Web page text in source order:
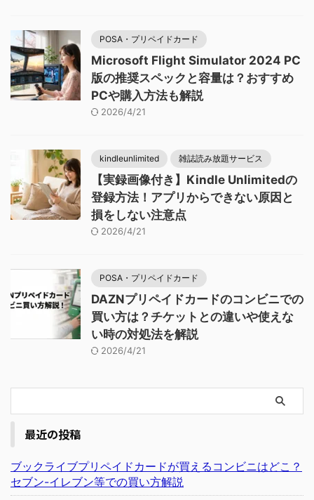
POSA・プリペイドカード
Microsoft Flight Simulator 2024 PC
版の推奨スペックと容量は？おすすめ
PCや購入方法も解説
2026/4/21
kindleunlimited 雑誌読み放題サービス
【実録画像付き】Kindle Unlimitedの
登録方法！アプリからできない原因と
損をしない注意点
2026/4/21
POSA・プリペイドカード
DAZNプリペイドカードのコンビニでの
買い方は？チケットとの違いや使えな
い時の対処法を解説
2026/4/21
最近の投稿
ブックライブプリペイドカードが買えるコンビニはどこ？
セブン-イレブン等での買い方解説